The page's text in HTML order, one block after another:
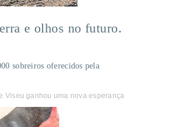
e olhos no futuro.
sobreiros oferecidos pela
Viseu ganhou uma nova esperança